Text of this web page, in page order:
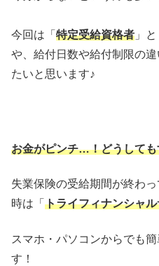
今回は「 特定受給資格者 」と
や、給付日数や給付制限の
たいと思います♪
お金がピンチ…！どうして
失業保険の受給期間が終わ
時は「 トライフィナンシャ
スマホ・パソコンからでも
す！